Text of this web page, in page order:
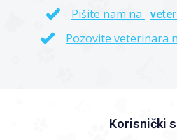
Pišite nam na
Pozovite veterinara
Korisnički